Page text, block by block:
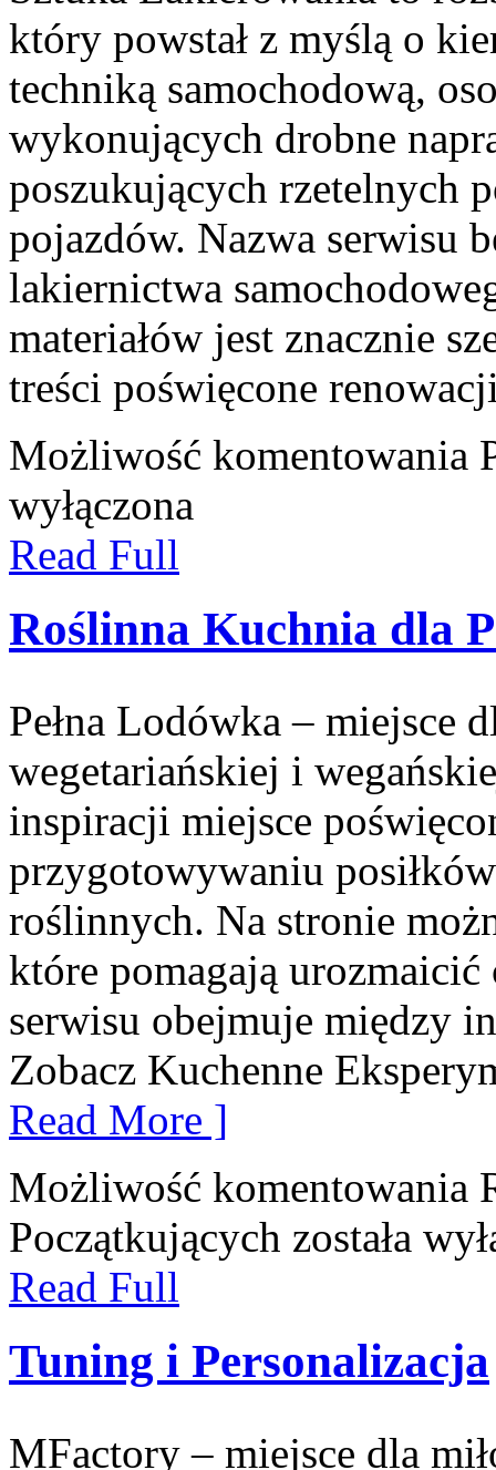
który powstał z myślą o
techniką samochodową,
wykonujących drobne
poszukujących rzetelnych
pojazdów. Nazwa serwisu
lakiernictwa
materiałów jest znacznie
treści poświęcone
Możliwość komentowania
wyłączona
Read Full
Roślinna Kuchnia dla
Pełna Lodówka – miejsce
wegetariańskiej i
inspiracji miejsce
przygotowywaniu
roślinnych. Na stronie
które pomagają urozmaicić
serwisu obejmuje między
Zobacz Kuchenne
Read More ]
Możliwość komentowania
Początkujących została
Read Full
Tuning i Personalizacja
MFactory – miejsce dla